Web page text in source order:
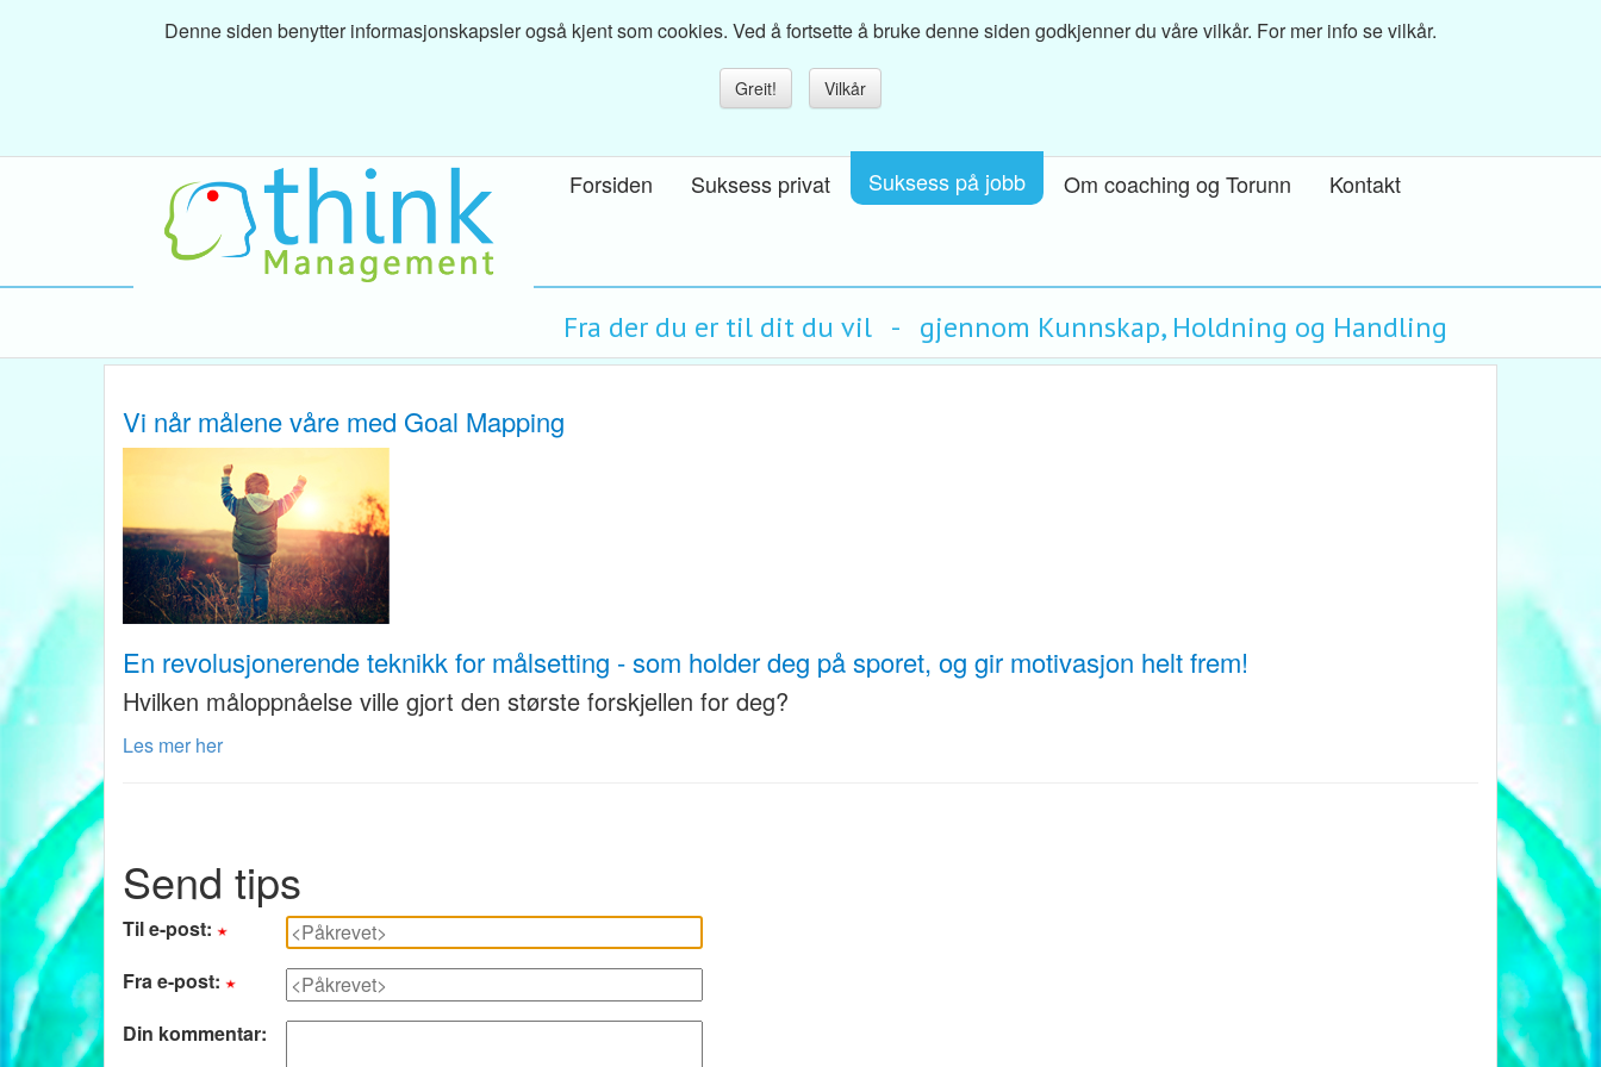
Denne siden benytter informasjonskapsler også kjent som cookies. Ved å fortsette å bruke denne siden godkjenner du våre vilkår. For mer info se vilkår.
Greit! Vilkår
Forsiden Suksess privat Suksess på jobb Om coaching og Torunn Kontakt
Fra der du er til dit du vil - gjennom Kunnskap, Holdning og Handling
Vi når målene våre med Goal Mapping
En revolusjonerende teknikk for målsetting - som holder deg på sporet, og gir motivasjon helt frem!
Hvilken måloppnåelse ville gjort den største forskjellen for deg?
Les mer her
Send tips
Til e-post:
Fra e-post:
Din kommentar: